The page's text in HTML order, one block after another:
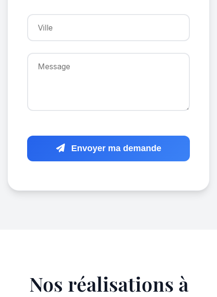
Envoyer ma demande
Nos réalisations à